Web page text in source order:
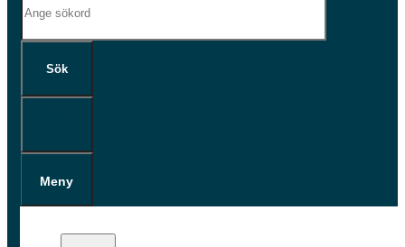
Sök
Meny